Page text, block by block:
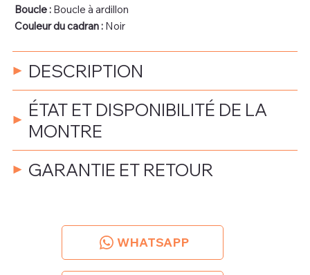
Boucle :Boucle à ardillon
Couleur du cadran :Noir
DESCRIPTION
ÉTAT ET DISPONIBILITÉ DE LA
MONTRE
GARANTIE ET RETOUR
WHATSAPP